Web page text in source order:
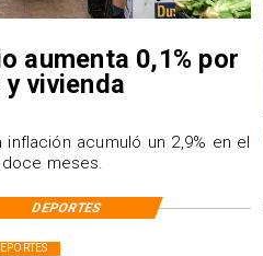
aumenta 0,1% por
vivienda
inflación acumuló un 2,9% en el
doce meses.
DEPORTES